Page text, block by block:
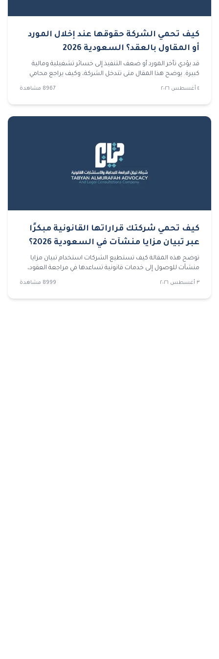
كيف تحمي الشركة حقوقها عند إخلال المورد
أو المقاول بالعقد؟ السعودية 2026
قد يؤدي تأخر المورد أو ضعف التنفيذ إلى خسائر تشغيلية ومالية
كبيرة. يوضح هذا المقال متى تتدخل الشركة، وكيف يراجع محامي
شركات العقد والمستندات، وما الخطوات التي تسبق رفع قضايا
٤ أغسطس ٢٠٢٦ 8967 مشاهدة
كيف تحمي شركتك قراراتها القانونية مبكرًا
عبر تبيان مزايا منشآت في السعودية 2026؟
توضح هذه المقالة كيف تستطيع الشركات استخدام تبيان مزايا
منشآت للوصول إلى خدمات قانونية تساعدها في مراجعة العقود،
ودراسة النزاعات، وتنظيم المطالبات، واتخاذ قرارات قانونية أكثر
٣ أغسطس ٢٠٢٦ 8999 مشاهدة